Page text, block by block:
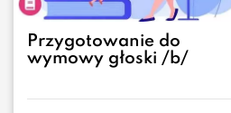
Przygotowanie do
wymowy głoski /b/